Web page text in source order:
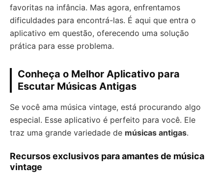
favoritas na infância. Mas agora, enfrentamos
dificuldades para encontrá-las. É aqui que entra o
aplicativo em questão, oferecendo uma solução
prática para esse problema.
Conheça o Melhor Aplicativo para
Escutar Músicas Antigas
Se você ama música vintage, está procurando algo
especial. Esse aplicativo é perfeito para você. Ele
traz uma grande variedade de músicas antigas.
Recursos exclusivos para amantes de música
vintage